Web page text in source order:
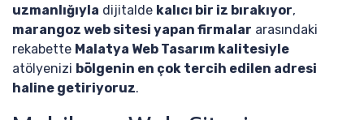
uzmanlığıyla dijitalde kalıcı bir iz bırakıyor,
marangoz web sitesi yapan firmalar arasındaki
rekabette Malatya Web Tasarım kalitesiyle
atölyenizi bölgenin en çok tercih edilen adresi
haline getiriyoruz.